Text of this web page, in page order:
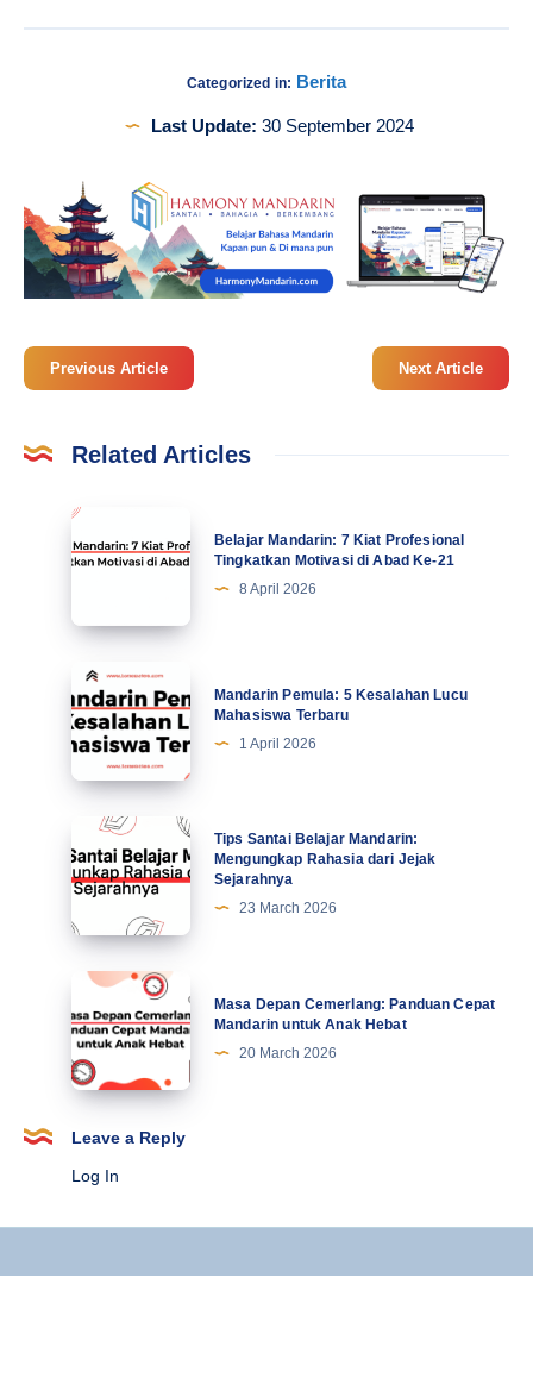
Categorized in: Berita
Last Update: 30 September 2024
Previous Article Next Article
Related Articles
Belajar
Mandarin:
Profesional
Tingkatkan
Motivasi
di
Abad
Ke-
Belajar Mandarin: 7 Kiat Profesional
Tingkatkan Motivasi di Abad Ke-21
8 April 2026
Mandarin
Pemula:
5
Kesalahan
Lucu
Mahasiswa
Terbaru
Mandarin Pemula: 5 Kesalahan Lucu
Mahasiswa Terbaru
1 April 2026
Tips
Santai
Belajar
Mandarin:
Mengungkap
Rahasia
dari
Jejak
Sejarahnya
Tips Santai Belajar Mandarin:
Mengungkap Rahasia dari Jejak
Sejarahnya
23 March 2026
Masa
Depan
Cemerlang:
Panduan
Cepat
Mandarin
Masa Depan Cemerlang: Panduan Cepat
Mandarin untuk Anak Hebat
20 March 2026
Leave a Reply
Log In